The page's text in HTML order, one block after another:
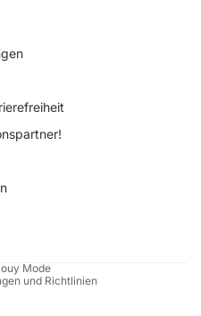
Mode
und Richtlinien